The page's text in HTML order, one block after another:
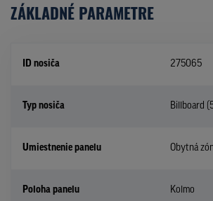
ZÁKLADNÉ PARAMETRE
ID nosiča 275065
Typ nosiča Billboard
Umiestnenie panelu Obytná
Poloha panelu Kolmo